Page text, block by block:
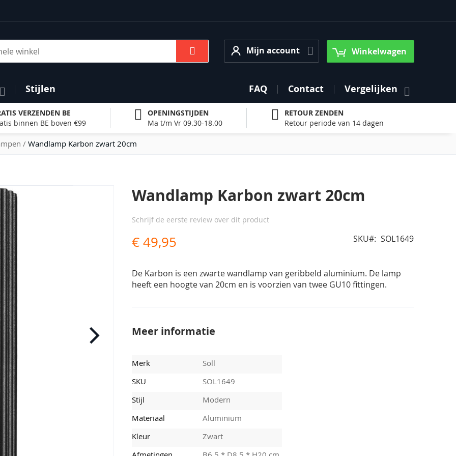
Mijn account
Mijn account Winkelwagen
Stijlen FAQ Contact Vergelijken
VERZENDEN BE
binnen BE boven €99
OPENINGSTIJDEN
Ma t/m Vr 09.30-18.00
RETOUR ZENDEN
Retour periode van 14 dagen
Wandlamp Karbon zwart 20cm
Wandlamp Karbon zwart 20cm
Schrijf de eerste review over dit product
€ 49,95 SKU SOL1649
De Karbon is een zwarte wandlamp van geribbeld aluminium. De lamp
heeft een hoogte van 20cm en is voorzien van twee GU10 fittingen.
Meer informatie
Merk
Soll
SKU
SOL1649
Stijl
Modern
Materiaal
Aluminium
Kleur
Zwart